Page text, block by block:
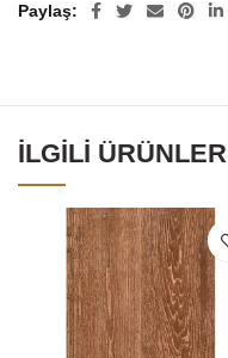
Paylaş
İLGILI ÜRÜNLER